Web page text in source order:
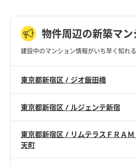
物件周辺の新築マ
建設中のマンション情報がいち早く知れる
東京都新宿区 / ジオ飯田橋
東京都新宿区 / ルジェンテ新宿
東京都新宿区 / リムテラスＦＲＡ
天町